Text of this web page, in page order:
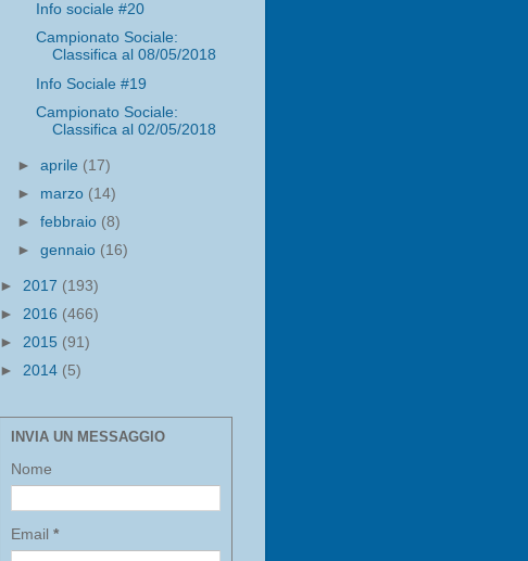
Info sociale #20
Campionato Sociale:
Classifica al 08/05/2018
Info Sociale #19
Campionato Sociale:
Classifica al 02/05/2018
►aprile (17)
► marzo (14)
►febbraio (8)
►gennaio (16)
► 2017 (193)
► 2016 (466)
► 2015 (91)
► 2014 (5)
INVIA UN MESSAGGIO
Nome
Email *